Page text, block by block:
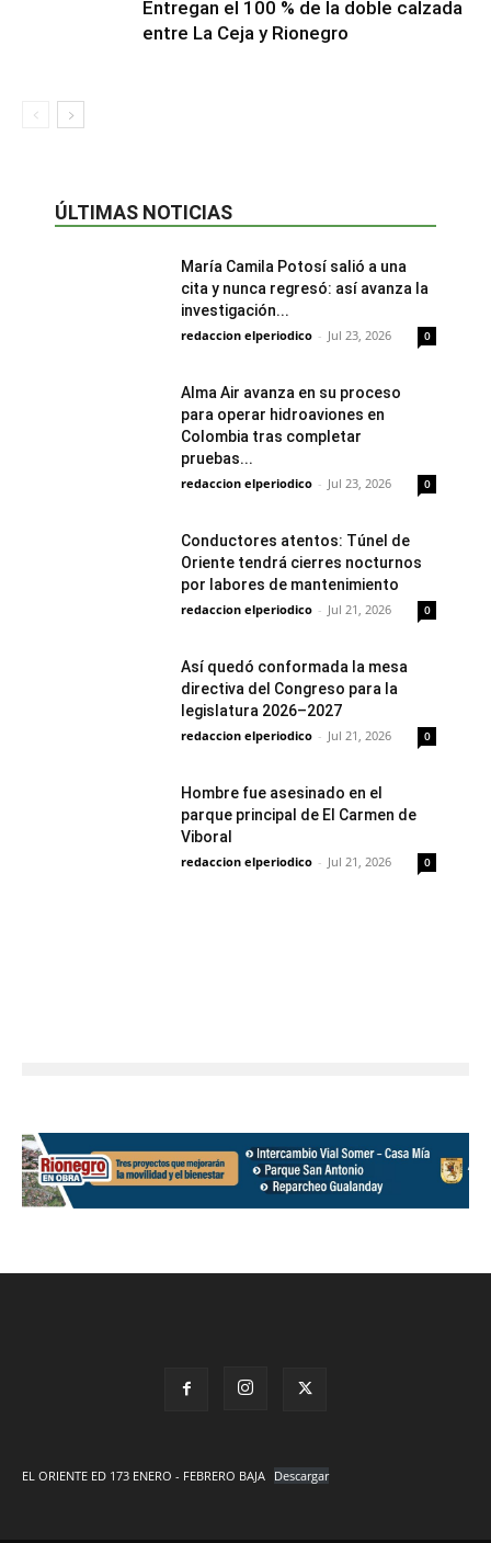
Entregan el 100 % de la doble calzada
entre La Ceja y Rionegro
ÚLTIMAS NOTICIAS
María Camila Potosí salió a una
cita y nunca regresó: así avanza la
investigación...
redaccion elperiodico - Jul 23, 2026 0
Alma Air avanza en su proceso
para operar hidroaviones en
Colombia tras completar
pruebas...
redaccion elperiodico - Jul 23, 2026 0
Conductores atentos: Túnel de
Oriente tendrá cierres nocturnos
por labores de mantenimiento
redaccion elperiodico - Jul 21, 2026 0
Así quedó conformada la mesa
directiva del Congreso para la
legislatura 2026–2027
redaccion elperiodico - Jul 21, 2026 0
Hombre fue asesinado en el
parque principal de El Carmen de
Viboral
redaccion elperiodico - Jul 21, 2026 0
EL ORIENTE ED 173 ENERO - FEBRERO BAJA Descargar